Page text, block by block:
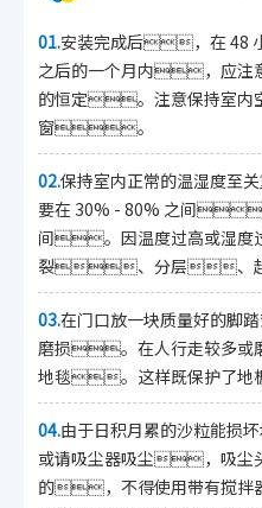
01.安装完成后，在 48
之后的一个月内，应
的恒定。注意保持室内
窗。
02.保持室内正常的温湿度
要在 30% - 80% 之间
间。因温度过高或湿度
裂、分层、
03.在门口放一块质量好的脚
磨损。在人行走较多或
地毯。这样既保护了地
04.由于日积月累的沙粒能
或请吸尘器吸尘，吸尘
的，不得使用带有搅